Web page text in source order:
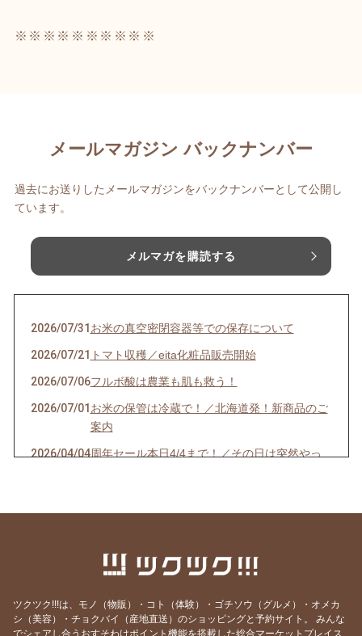
※※※※※※※※※※
メールマガジン バックナンバー
過去にお送りしたメールマガジンをバックナンバーとして公開し
ています。
メルマガを購読する
2026/07/31 お米の真空密閉容器等での保存について
2026/07/21 トマト収穫／eita化粧品販売開始
2026/07/06フルボ酸は農業も肌も救う！
2026/07/01 お米の保管は冷蔵で！／北海道発！新商品のご
案内
2026/04/04周年セール本日4/4まで！／その日は突然やっ
開催します！（3/29〜）
11/23（日）「新米を味わう会」ウェブチケッ
2025/10/23今年は11/23（日）開催！「新米を味わう会」
ツクツク!!!は、モノ（物販）・コト（体験）・ゴチソウ（グルメ）・オメカ
シ（美容）・チョクバイ（産地直送）のショッピングと予約サイト。
みんな
でシェアし合うおすそわけポイント機能を搭載した総合マーケットプレイス